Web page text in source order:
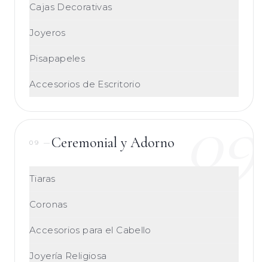
Cajas Decorativas
Joyeros
Pisapapeles
Accesorios de Escritorio
09
09 — Ceremonial y Adorno
Tiaras
Coronas
Accesorios para el Cabello
Joyería Religiosa